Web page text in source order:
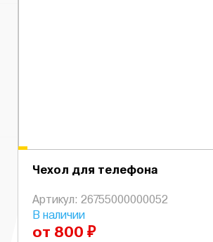
Чехол для телефона
Артикул: 26755000000052
В наличии
от 800 ₽